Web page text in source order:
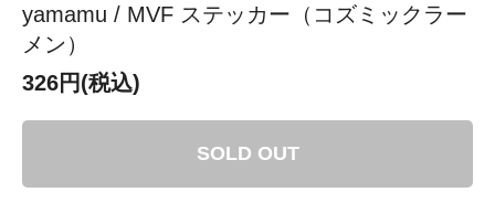
yamamu / MVF ステッカー（コズミックラー
メン）
326円(税込)
SOLD OUT